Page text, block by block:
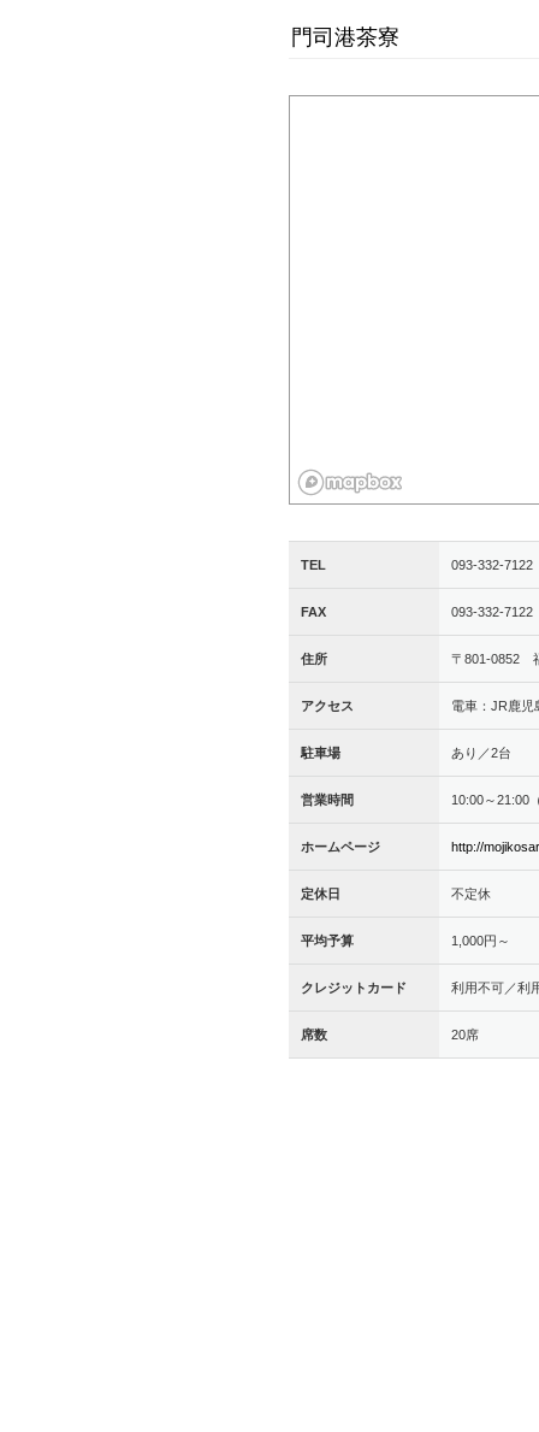
門司港茶寮
TEL 093-332-7122
FAX 093-332-7122
住所 〒801-0852
アクセス 電車：JR鹿児
駐車場 あり／2台
営業時間 10:00～21:00
ホームページ http://
定休日 不定休
平均予算 1,000円～
クレジットカード 利用不可／利
席数 20席